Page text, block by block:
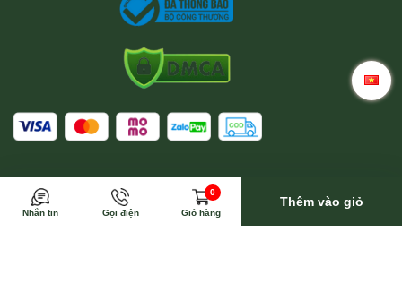
Trong trường hợp này Wina sẽ toàn bộ trả phí vận
chuyển
Nhắn tin Gọi điện
0
Giỏ hàng
Thêm vào giỏ